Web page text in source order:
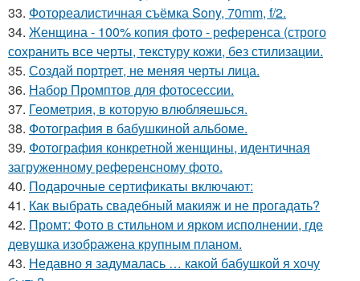
33. Фотореалистичная съёмка Sony, 70mm, f/2.
34. Женщина - 100% копия фото - референса (строго
сохранить все черты, текстуру кожи, без стилизации.
35. Создай портрет, не меняя черты лица.
36. Набор Промптов для фотосессии.
37. Геометрия, в которую влюбляешься.
38. Фотография в бабушкиной альбоме.
39. Фотография конкретной женщины, идентичная
загруженному референсному фото.
40. Подарочные сертификаты включают:
41. Как выбрать свадебный макияж и не прогадать?
42. Промт: Фото в стильном и ярком исполнении, где
девушка изображена крупным планом.
43. Недавно я задумалась … какой бабушкой я хочу